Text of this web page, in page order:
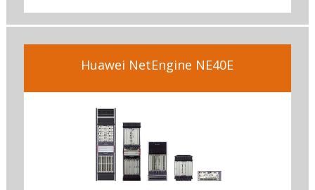
Huawei NetEngine NE40E